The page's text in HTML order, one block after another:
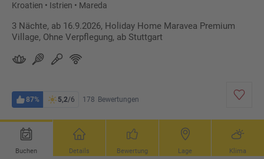
Kroatien • Istrien • Mareda
3 Nächte, ab 16.9.2026, Holiday Home Maravea Premium
Village, Ohne Verpflegung, ab Stuttgart
87% 5,2/6 178 Bewertungen
Buchen Details Bewertung Lage Klima